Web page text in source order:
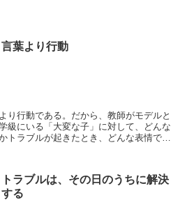
言葉より行動
り行動である。だから、教師がモデルと
級にいる「大変な子」に対して、どんな
トラブルが起きたとき、どんな表情で、
トラブルは、その日のうちに解決
する